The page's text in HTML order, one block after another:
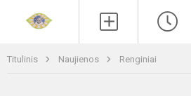
Titulinis Naujienos Renginiai